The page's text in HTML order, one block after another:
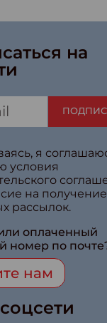
на
я
условия
на получение
рассылок.
оплаченный
номер по
нам